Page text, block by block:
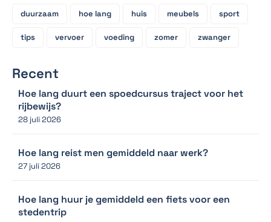
duurzaam hoe lang huis meubels sport
tips vervoer voeding zomer zwanger
Recent
Hoe lang duurt een spoedcursus traject voor het
rijbewijs?
28 juli 2026
Hoe lang reist men gemiddeld naar werk?
27 juli 2026
Hoe lang huur je gemiddeld een fiets voor een
stedentrip